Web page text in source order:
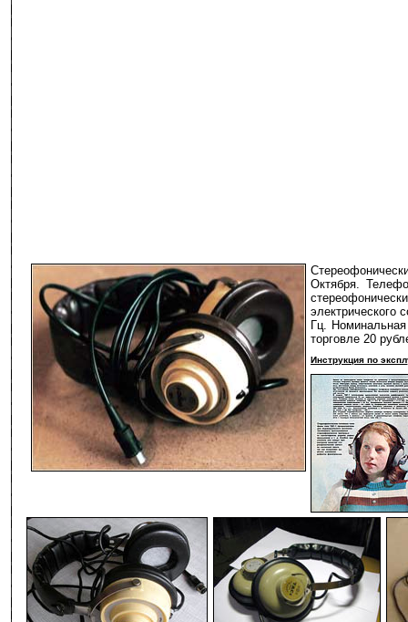
Октября.
электрического
Гц.
торговле 20
Инструкция по